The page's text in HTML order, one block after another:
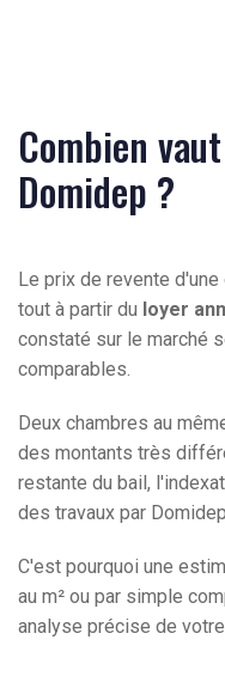
Combien
Domidep ?
Le prix de revente
tout à partir du loyer
constaté sur le marché
comparables.
Deux chambres au
des montants très
restante du bail,
des travaux par
C'est pourquoi une
au m² ou par simple
analyse précise de